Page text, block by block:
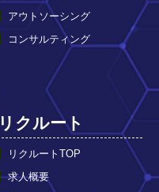
アウトソーシング
コンサルティング
リクルート
リクルートTOP
求人概要